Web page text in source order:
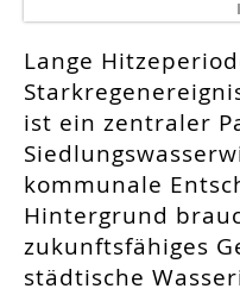
Lange
ist ein zentraler
kommunale
Hintergrund
zukunftsfähiges
städtische